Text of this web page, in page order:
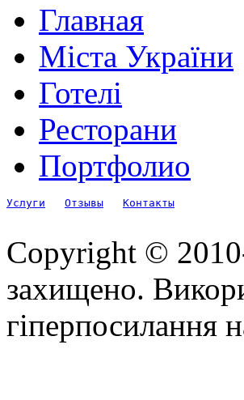
Главная
Міста України
Готелі
Ресторани
Портфолио
Услуги Отзывы Контакты
Copyright ©
захищено.
гіперпосилання